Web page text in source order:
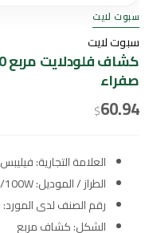
سبوت لايت
سبوت لايت
صفراء
$60.94
العلامة التجارية: فيليبس
الطراز / الموديل: PH/FL18165/100W
رقم الصنف لدى المورد: BVP153-911401816586
الشكل: كشاف مربع